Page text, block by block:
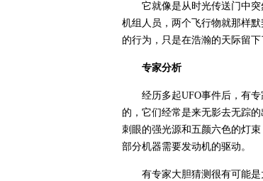
它就像是从时光传送门中
机组人员，两个飞行物就那样
的行为，只是在浩瀚的天际留
专家分析
经历多起UFO事件后，有
的，它们经常是来无影去无踪
刺眼的强光源和五颜六色的灯
部分机器需要发动机的驱动。
有专家大胆猜测很有可能